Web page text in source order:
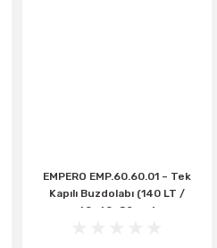
EMPERO EMP.60.60.01 – Tek
Kapılı Buzdolabı (140 LT /
60x60x82 cm)